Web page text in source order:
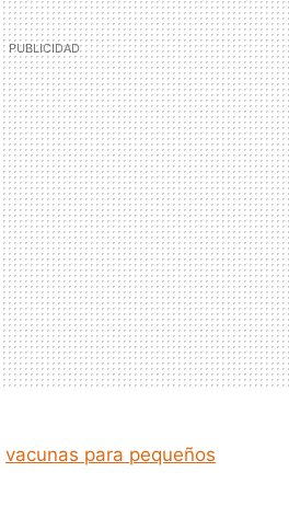
vacunas para pequeños